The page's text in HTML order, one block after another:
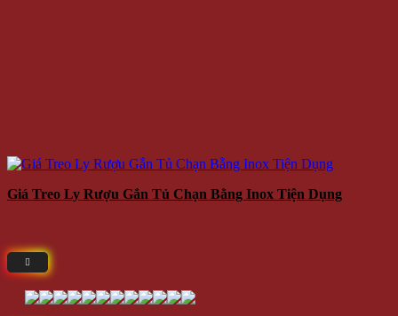
Giá Treo Ly Rượu Gắn Tủ Chạn Bằng Inox Tiện Dụng